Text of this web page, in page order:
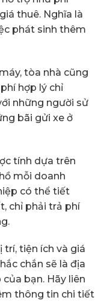
thuê. Nghĩa là
phát sinh thêm
tòa nhà cũng
hợp lý chỉ
những người sử
bãi gửi xe ở
tính dựa trên
mỗi doanh
có thể tiết
chỉ phải trả phí
tiện ích và giá
chắn sẽ là địa
bạn. Hãy liên
thông tin chi tiết